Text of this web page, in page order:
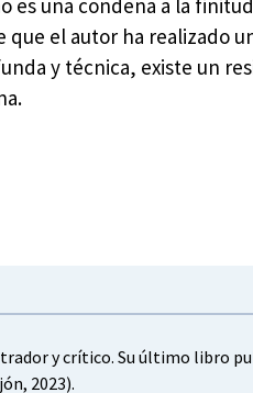
es una condena a la
el autor ha realizado
y técnica, existe un
y crítico. Su último libro
2023).